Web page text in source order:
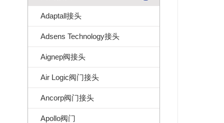
Adaptall接头
Adsens Technology接头
Aignep阀接头
Air Logic阀门接头
Ancorp阀门接头
Apollo阀门